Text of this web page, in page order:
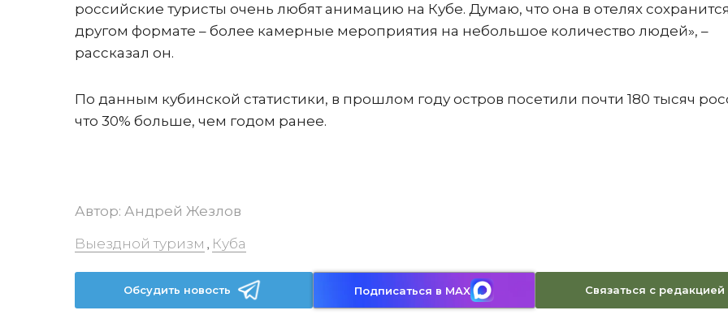
российские туристы очень любят анимацию на Кубе. Думаю, что она в отелях
другом формате – более камерные мероприятия на небольшое количество людей», –
рассказал он.
По данным кубинской статистики, в прошлом году остров посетили почти 180 тысяч
что 30% больше, чем годом ранее.
Автор: Андрей Жезлов
Выездной туризм , Куба
Обсудить новость Подписаться в MAX Связаться с редакцией